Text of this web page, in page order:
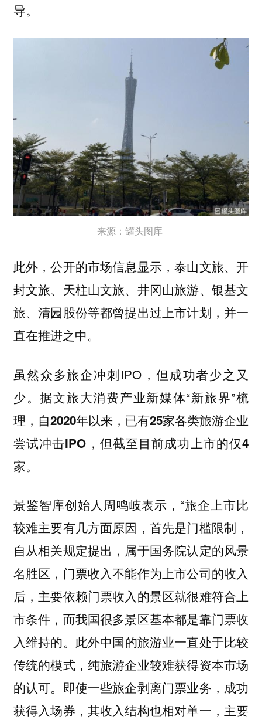
导。
来源：罐头图库
此外，公开的市场信息显示，泰山文旅、开
封文旅、天柱山文旅、井冈山旅游、银基文
旅、清园股份等都曾提出过上市计划，并一
直在推进之中。
虽然众多旅企冲刺IPO，但成功者少之又
少。据文旅大消费产业新媒体“新旅界”梳
理， 自2020年以来，已有25家各类旅游企业
尝试冲击IPO，但截至目前成功上市的仅4
家。
景鉴智库创始人周鸣岐表示，“旅企上市比
较难主要有几方面原因，首先是门槛限制，
自从相关规定提出，属于国务院认定的风景
名胜区，门票收入不能作为上市公司的收入
后，主要依赖门票收入的景区就很难符合上
市条件，而我国很多景区基本都是靠门票收
入维持的。 此外中国的旅游业一直处于比较
传统的模式，纯旅游企业较难获得资本市场
的认可。即使一些旅企剥离门票业务，成功
获得入场券，其收入结构也相对单一，主要